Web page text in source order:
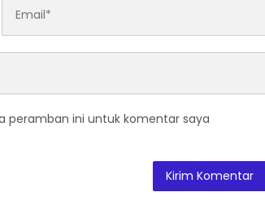
peramban ini untuk komentar saya